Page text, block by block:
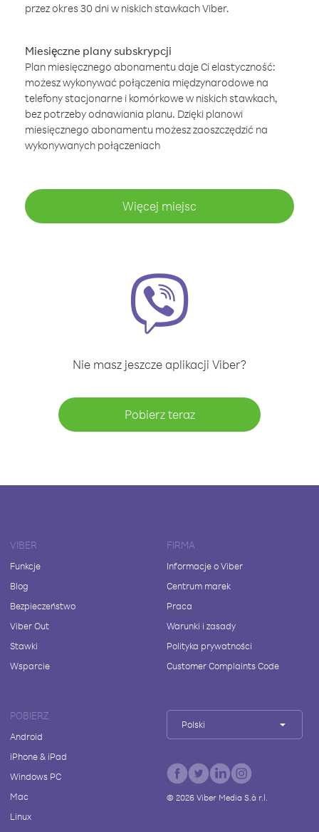
przez okres 30 dni w niskich stawkach Viber.
Miesięczne plany subskrypcji
Plan miesięcznego abonamentu daje Ci elastyczność:
możesz wykonywać połączenia międzynarodowe na
telefony stacjonarne i komórkowe w niskich stawkach,
bez potrzeby odnawiania planu. Dzięki planowi
miesięcznego abonamentu możesz zaoszczędzić na
wykonywanych połączeniach
Więcej miejsc
Nie masz jeszcze aplikacji Viber?
Pobierz teraz
VIBER
Funkcje
Blog
Bezpieczeństwo
Viber Out
Stawki
Wsparcie
FIRMA
Informacje o Viber
Centrum marek
Praca
Warunki i zasady
Polityka prywatności
Customer Complaints Code
POBIERZ
Android
iPhone & iPad
Windows PC
Mac
Linux
Polski
© 2026Viber Media S.à r.l.